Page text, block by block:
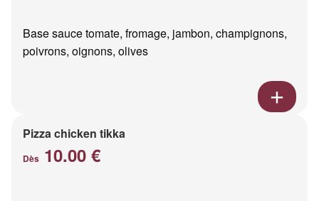
Base sauce tomate, fromage, jambon, champignons,
poivrons, oignons, olives
Pizza chicken tikka
Dès 10.00 €